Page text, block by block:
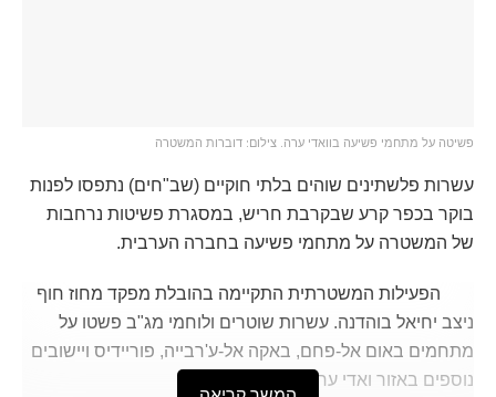
פשיטה על מתחמי פשיעה בוואדי ערה. צילום: דוברות המשטרה
עשרות פלשתינים שוהים בלתי חוקיים (שב"חים) נתפסו לפנות
בוקר בכפר קרע שבקרבת חריש, במסגרת פשיטות נרחבות
של המשטרה על מתחמי פשיעה בחברה הערבית.
הפעילות המשטרתית התקיימה בהובלת מפקד מחוז חוף
ניצב יחיאל בוהדנה. עשרות שוטרים ולוחמי מג"ב פשטו על
מתחמים באום אל-פחם, באקה אל-ע'רבייה, פוריידיס ויישובים
נוספים באזור ואדי ערה.